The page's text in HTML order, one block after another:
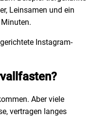
Leinsamen und ein
Instagram-
Aber viele
vertragen langes